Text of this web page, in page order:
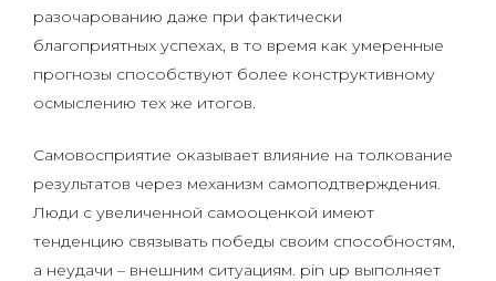
разочарованию даже при фактически
благоприятных успехах, в то время как умеренные
прогнозы способствуют более конструктивному
осмыслению тех же итогов.
Самовосприятие оказывает влияние на толкование
результатов через механизм самоподтверждения.
Люди с увеличенной самооценкой имеют
тенденцию связывать победы своим способностям,
а неудачи – внешним ситуациям. pin up выполняет